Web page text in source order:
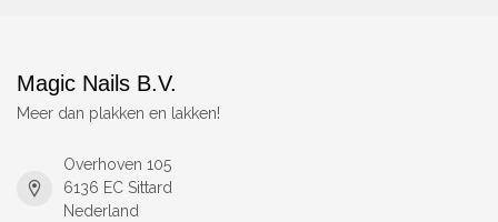
Magic Nails B.V.
Meer dan plakken en lakken!
Overhoven 105
6136 EC Sittard
Nederland